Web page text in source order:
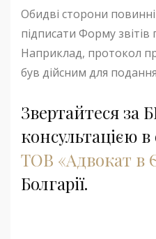
Обидві сторони
підписати Форму звітів
Наприклад, протокол
був дійсним для
Звертайтеся
консультацією
ТОВ «Адвокат в
Болгарії.